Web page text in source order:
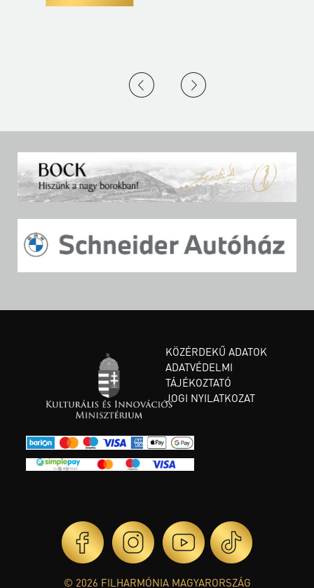
KÖZÉRDEKŰ ADATOK
ADATVÉDELMI
TÁJÉKOZTATÓ
JOGI NYILATKOZAT
© 2026 FILHARMÓNIA MAGYARORSZÁG